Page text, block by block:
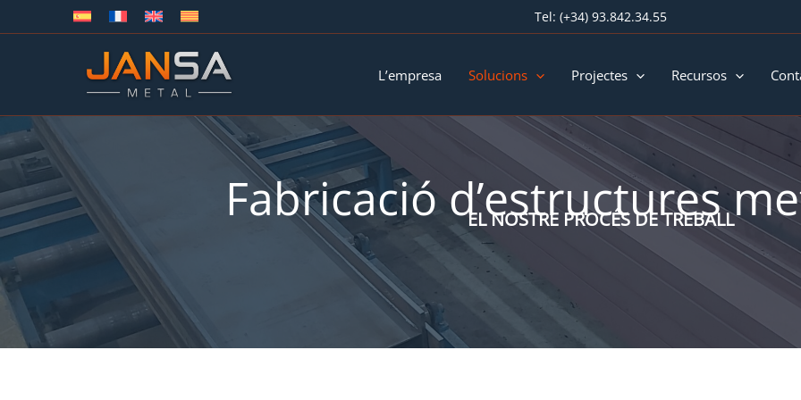
al
Tel: (+34) 93.842.34.55
L’empresa Solucions Projectes Recursos
Fabricació d’estructures
EL NOSTRE PROCÉS DE TREBALL